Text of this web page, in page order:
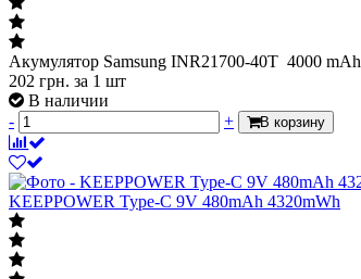
Акумулятор Samsung INR21700-40T 4000 mAh
202 грн. за 1 шт
В наличии
-
+ В корзину
KEEPPOWER Type-C 9V 480mAh 4320mWh